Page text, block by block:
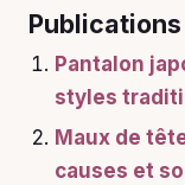
Pantalon
styles
Maux de
causes et